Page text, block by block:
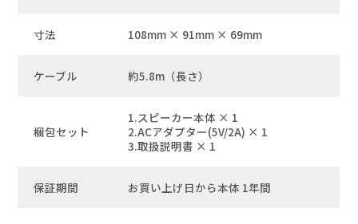
寸法 108mm × 91mm × 69mm
ケーブル 約5.8m（長さ）
梱包セット
1.スピーカー本体 × 1
2.ACアダプター(5V/2A) × 1
3.取扱説明書 × 1
保証期間 お買い上げ日から本体 1年間